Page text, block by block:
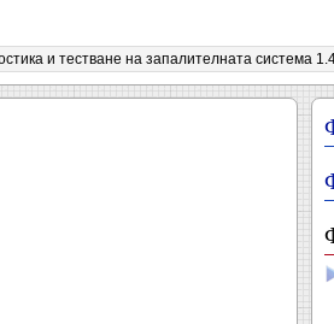
и тестване на запалителната система